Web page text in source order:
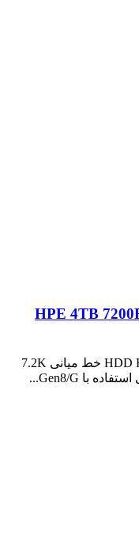
HPE 4TB
818367-B21 یک هارد HDD HPE 4TB SAS 12G خط میانی 7.2K